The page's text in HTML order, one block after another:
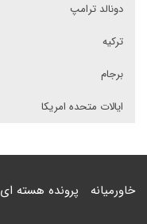
دونالد ترامپ
ترکیه
برجام
ایالات متحده امریکا
خاورمیانه پرونده هسته ای